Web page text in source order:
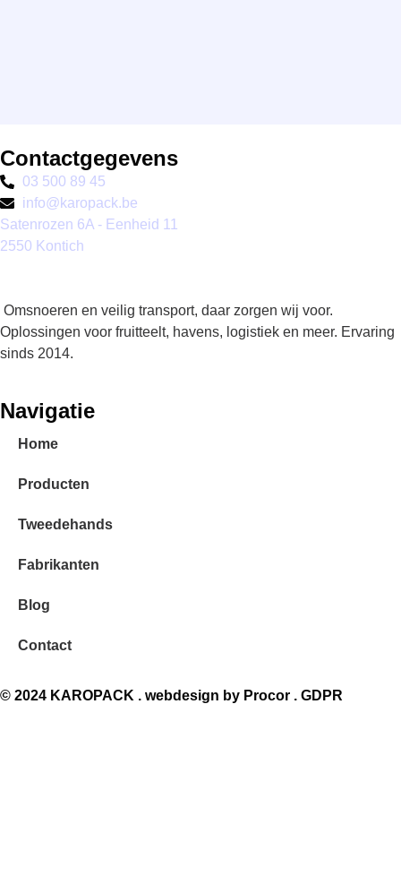
Contactgegevens
03 500 89 45
info@karopack.be
Satenrozen 6A - Eenheid 11
2550 Kontich
Omsnoeren en veilig transport, daar zorgen wij voor.
Oplossingen voor fruitteelt, havens, logistiek en meer. Ervaring
sinds 2014.
Navigatie
Home
Producten
Tweedehands
Fabrikanten
Blog
Contact
© 2024 KAROPACK . webdesign by Procor . GDPR